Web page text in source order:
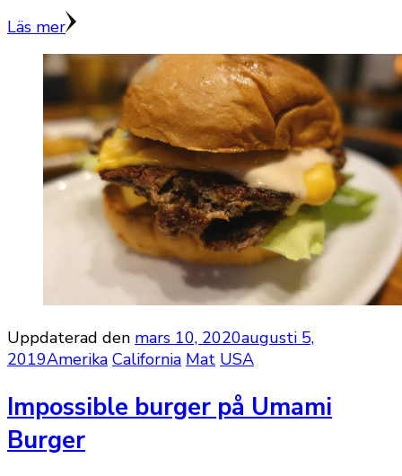
Läs mer
Uppdaterad den mars 10, 2020augusti 5,
2019Amerika California Mat USA
Impossible burger på Umami
Burger